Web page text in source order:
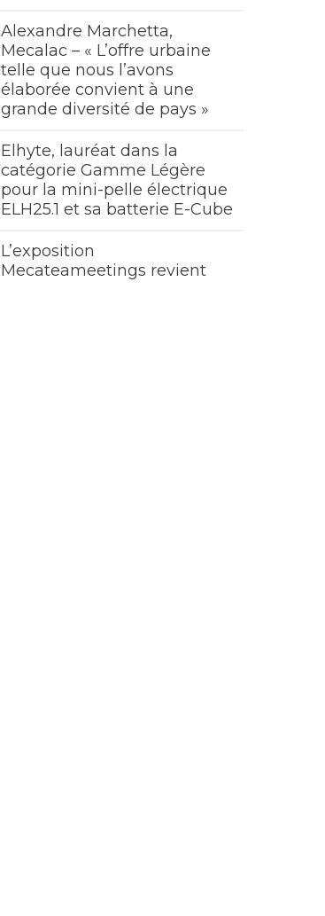
Alexandre Marchetta,
Mecalac – « L’offre urbaine
telle que nous l’avons
élaborée convient à une
grande diversité de pays »
Elhyte, lauréat dans la
catégorie Gamme Légère
pour la mini-pelle électrique
ELH25.1 et sa batterie E-Cube
L’exposition
Mecateameetings revient